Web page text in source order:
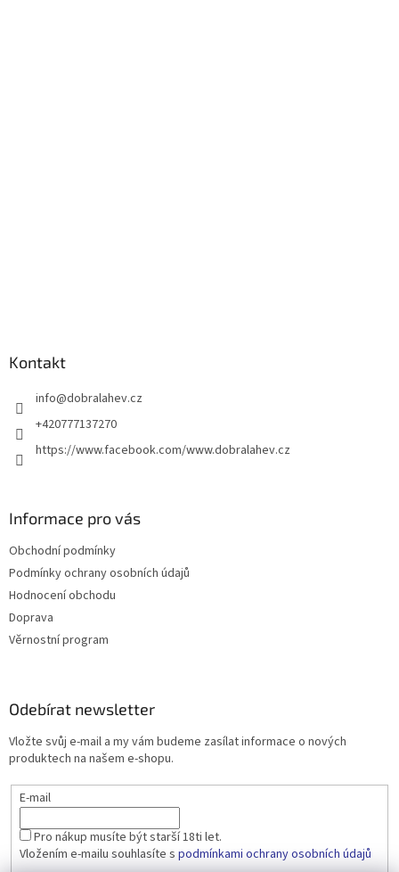
Kontakt
info@dobralahev.cz
+420777137270
https://www.facebook.com/www.dobralahev.cz
Informace pro vás
Obchodní podmínky
Podmínky ochrany osobních údajů
Hodnocení obchodu
Doprava
Věrnostní program
Odebírat newsletter
Vložte svůj e-mail a my vám budeme zasílat informace o nových
produktech na našem e-shopu.
E-mail
Pro nákup musíte být starší 18ti let.
Vložením e-mailu souhlasíte s podmínkami ochrany osobních údajů